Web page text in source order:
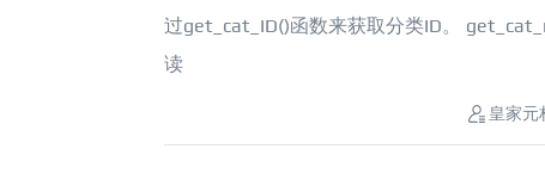
过get_cat_ID()函数来获取分类ID。
读
皇家元